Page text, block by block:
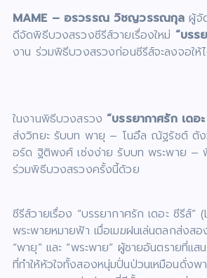
MAME – อรวรรณ วิชญวรรณกุล ผู้จั
ดีจัดพิธีบวงสรวงซีรีส์วายเรื่องใหม่ “บรร
งาน ร่วมพิธีบวงสรวงก่อนซีรีส์จะลงจอใ
ในงานพิธีบวงสรวง“บรรยากาศรัก เด
ส่งวิทยะ รับบท พายุ – โนอึล ณัฐรัชต์ ตัง
อร์ด ฐิติพงศ์ เซ่งง่าย รับบท พระพาย –
ร่วมพิธีบวงสรวงครั้งนี้ด้วย
ซีรีส์วายเรื่อง “บรรยากาศรัก เดอะ ซีรีส์”
พระพายหมายฟ้า เมื่อเมฆฝนเล่นตลกส่งส
“พายุ” และ “พระพาย” ผู้ชายอันตรายที่แ
ที่ทำให้หัวใจทั้งสองหนุ่มปั่นป่วนเหมือนดั่งพ